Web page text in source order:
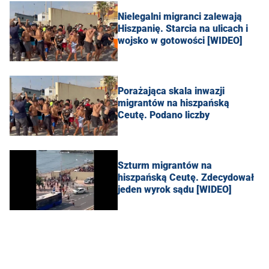
Nielegalni migranci zalewają
Hiszpanię. Starcia na ulicach i
wojsko w gotowości [WIDEO]
Porażająca skala inwazji
migrantów na hiszpańską
Ceutę. Podano liczby
Szturm migrantów na
hiszpańską Ceutę. Zdecydował
jeden wyrok sądu [WIDEO]